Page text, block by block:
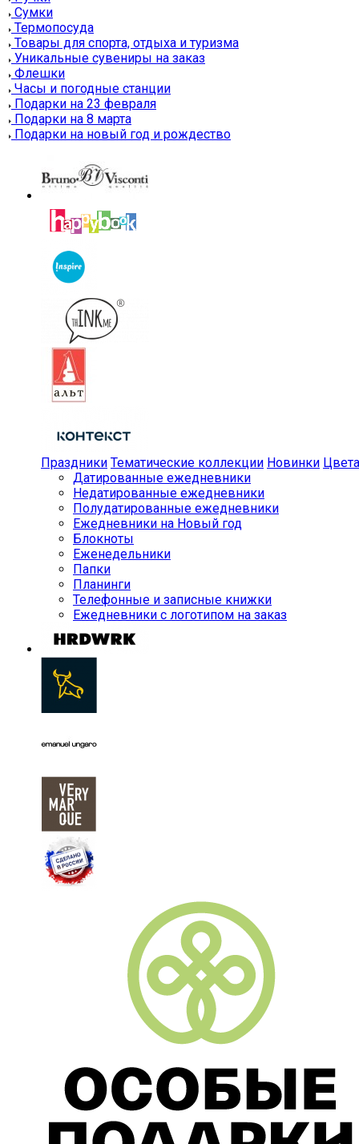
Сумки
Термопосуда
Товары для спорта, отдыха и туризма
Уникальные сувениры на заказ
Флешки
Часы и погодные станции
Подарки на 23 февраля
Подарки на 8 марта
Подарки на новый год и рождество
Праздники Тематические коллекции Новинки Цвета
Датированные ежедневники
Недатированные ежедневники
Полудатированные ежедневники
Ежедневники на Новый год
Блокноты
Еженедельники
Папки
Планинги
Телефонные и записные книжки
Ежедневники с логотипом на заказ